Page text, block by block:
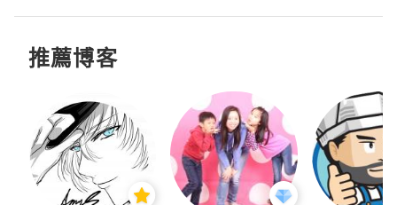
推薦博客